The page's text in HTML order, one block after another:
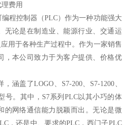
费用
程控制器（PLC）作为一种功能强大
无论是在制造业、能源行业、交通运
用于各种生产过程中。作为一家销售
，本公司致力于为客户提供、价格优
涵盖了LOGO、S7-200、S7-1200、
号。其中，S7系列PLC以其小巧的体
的网络通信能力脱颖而出。无论是微
，还是中、要求的PLC，西门子PLC